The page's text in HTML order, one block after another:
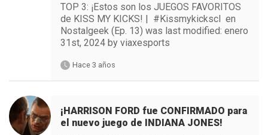
TOP 3: ¡Estos son los JUEGOS FAVORITOS
de KISS MY KICKS! | #Kissmykickscl en
Nostalgeek (Ep. 13) was last modified: enero
31st, 2024 by viaxesports
Hace 3 años
¡HARRISON FORD fue CONFIRMADO para
el nuevo juego de INDIANA JONES!